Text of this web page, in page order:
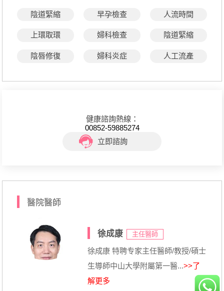
陰道緊縮 早孕檢查 人流時間
上環取環 婦科檢查 陰道緊縮
陰唇修復 婦科炎症 人工流產
健康諮詢熱線：
00852-59885274
立即諮詢
醫院醫師
徐成康 主任醫師
徐成康 特聘专家主任醫師/教授/碩士
生導師中山大學附屬第一醫...>>了
解更多